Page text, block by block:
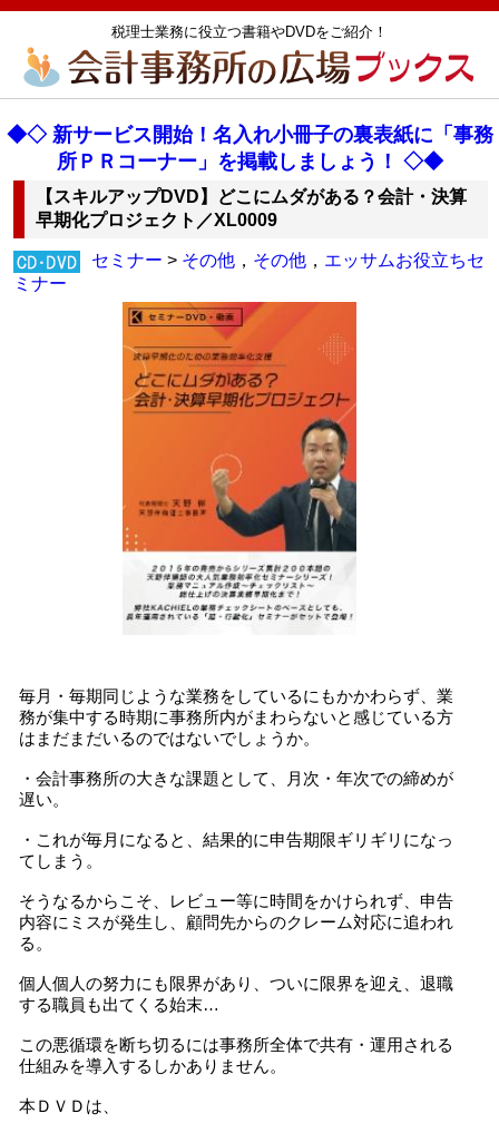
税理士業務に役立つ書籍やDVDをご紹介！
◆◇ 新サービス開始！名入れ小冊子の裏表紙に「事務
所ＰＲコーナー」を掲載しましょう！ ◇◆
【スキルアップDVD】どこにムダがある？会計・決算
早期化プロジェクト／XL0009
セミナー > その他 ， その他 ， エッサムお役立ちセ
ミナー
毎月・毎期同じような業務をしているにもかかわらず、業
務が集中する時期に事務所内がまわらないと感じている方
はまだまだいるのではないでしょうか。
・会計事務所の大きな課題として、月次・年次での締めが
遅い。
・これが毎月になると、結果的に申告期限ギリギリになっ
てしまう。
そうなるからこそ、レビュー等に時間をかけられず、申告
内容にミスが発生し、顧問先からのクレーム対応に追われ
る。
個人個人の努力にも限界があり、ついに限界を迎え、退職
する職員も出てくる始末…
この悪循環を断ち切るには事務所全体で共有・運用される
仕組みを導入するしかありません。
本ＤＶＤは、